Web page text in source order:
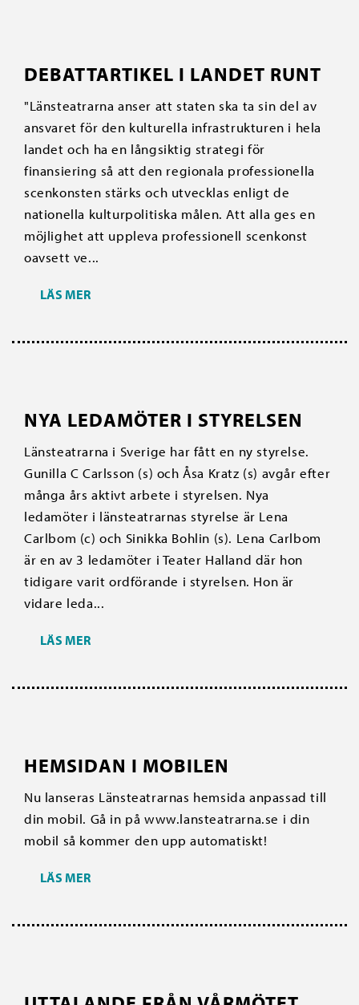
DEBATTARTIKEL I LANDET RUNT
"Länsteatrarna anser att staten ska ta sin del av
ansvaret för den kulturella infrastrukturen i hela
landet och ha en långsiktig strategi för
finansiering så att den regionala professionella
scenkonsten stärks och utvecklas enligt de
nationella kulturpolitiska målen. Att alla ges en
möjlighet att uppleva professionell scenkonst
oavsett ve...
LÄS MER
NYA LEDAMÖTER I STYRELSEN
Länsteatrarna i Sverige har fått en ny styrelse.
Gunilla C Carlsson (s) och Åsa Kratz (s) avgår efter
många års aktivt arbete i styrelsen. Nya
ledamöter i länsteatrarnas styrelse är Lena
Carlbom (c) och Sinikka Bohlin (s). Lena Carlbom
är en av 3 ledamöter i Teater Halland där hon
tidigare varit ordförande i styrelsen. Hon är
vidare leda...
LÄS MER
HEMSIDAN I MOBILEN
Nu lanseras Länsteatrarnas hemsida anpassad till
din mobil. Gå in på www.lansteatrarna.se i din
mobil så kommer den upp automatiskt!
LÄS MER